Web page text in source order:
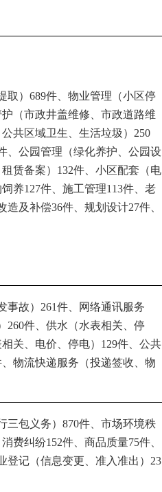
取）689件、物业管理（小区停
（市政井盖维修、市政道路维
共区域卫生、生活垃圾） 250
、公园管理（绿化养护、公园设
赁备案） 132件、小区配套（电
养127件、施工管理113件、老
造及补偿36件、规划设计27件、
事故） 261件、网络通讯服务
260件、供水（水表相关、停
关、电价、停电） 129件、公共
、物流快递服务（投递签收、物
三包义务）870件、市场环境秩
费纠纷152件、商品质量75件、
登记（信息变更、准入准出） 23